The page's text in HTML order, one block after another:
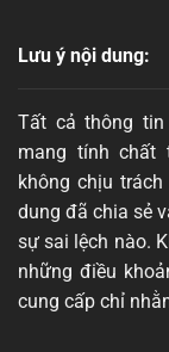
Lưu ý nội dung:
Tất cả thông
mang tính chất
không chịu
dung đã chia sẻ
sự sai lệch nào.
những điều
cung cấp chỉ